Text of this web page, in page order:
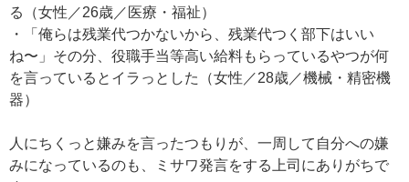
る（女性／26歳／医療・福祉）
・「俺らは残業代つかないから、残業代つく部下はいい
ね〜」その分、役職手当等高い給料もらっているやつが何
を言っているとイラっとした（女性／28歳／機械・精密機
器）
人にちくっと嫌みを言ったつもりが、一周して自分への嫌
みになっているのも、ミサワ発言をする上司にありがちで